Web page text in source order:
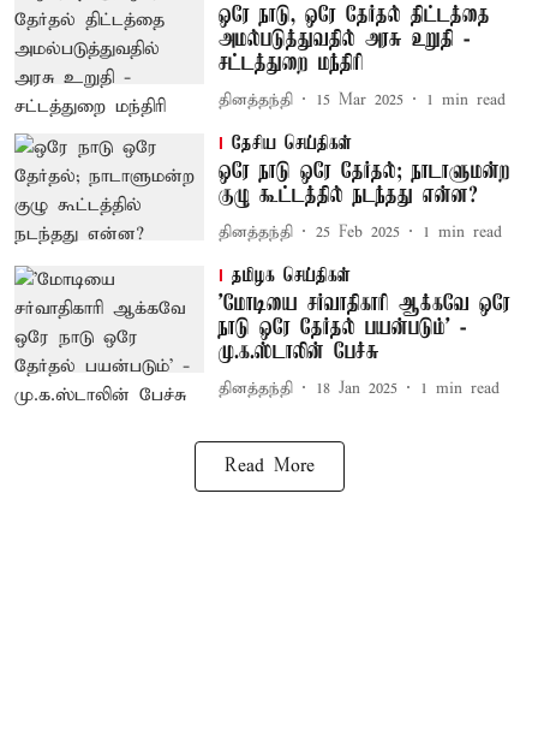
ஒரே நாடு, ஒரே தேர்தல் திட்டத்தை
அமல்படுத்துவதில் அரசு உறுதி -
சட்டத்துறை மந்திரி
தினத்தந்தி 15 Mar 2025 1 min read
தேசிய செய்திகள்
ஒரே நாடு ஒரே தேர்தல்; நாடாளுமன்ற
குழு கூட்டத்தில் நடந்தது என்ன?
தினத்தந்தி 25 Feb 2025 1 min read
தமிழக செய்திகள்
'மோடியை சர்வாதிகாரி ஆக்கவே ஒரே
நாடு ஒரே தேர்தல் பயன்படும்' -
மு.க.ஸ்டாலின் பேச்சு
தினத்தந்தி 18 Jan 2025 1 min read
Read More